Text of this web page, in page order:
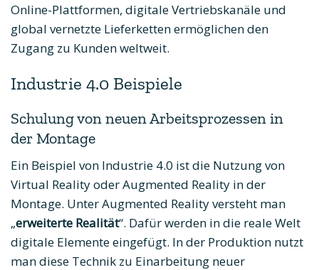
Online-Plattformen, digitale Vertriebskanäle und
global vernetzte Lieferketten ermöglichen den
Zugang zu Kunden weltweit.
Industrie 4.0 Beispiele
Schulung von neuen Arbeitsprozessen in
der Montage
Ein Beispiel von Industrie 4.0 ist die Nutzung von
Virtual Reality oder Augmented Reality in der
Montage. Unter Augmented Reality versteht man
„erweiterte Realität“. Dafür werden in die reale Welt
digitale Elemente eingefügt. In der Produktion nutzt
man diese Technik zu Einarbeitung neuer